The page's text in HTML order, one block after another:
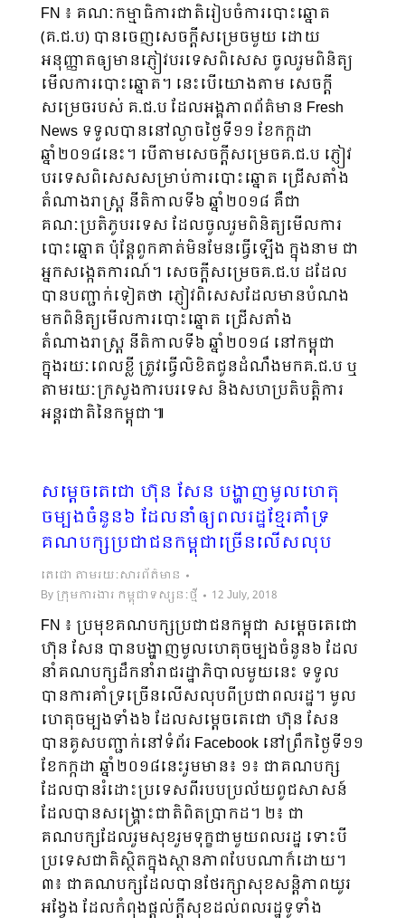
FN ៖ គណៈកម្មាធិការជាតិរៀបចំការបោះឆ្នោត
(គ.ជ.ប) បានចេញសេចក្តីសម្រេចមួយ ដោយ
អនុញ្ញាតឲ្យមានភ្ញៀវបរទេសពិសេស ចូលរួមពិនិត្យ
មើលការបោះឆ្នោត។ នេះបើយោងតាម សេចក្តី
សម្រេចរបស់ គ.ជ.ប​ ដែលអង្គភាពព័ត៌មាន Fresh
News ទទួលបាននៅល្ងាចថ្ងៃទី១១ ខែកក្កដា
ឆ្នាំ២០១៨នេះ។ បើតាមសេចក្តីសម្រេចគ.ជ.ប ភ្ញៀវ
បរទេសពិសេសសម្រាប់ការបោះឆ្នោត ជ្រើសតាំង
តំណាងរាស្ត្រ នីតិកាលទី៦ ឆ្នាំ២០១៨​​ គឺជា
គណៈប្រតិភូបរទេស ដែលចូលរួមពិនិត្យមើលការ
បោះឆ្នោត ប៉ុន្តែពួកគាត់មិនមែនធ្វើឡើង ក្នុងនាម ជា
អ្នកសង្កេតការណ៍។ សេចក្តីសម្រេចគ.ជ.ប ដដែល
បានបញ្ជាក់ទៀតថា ភ្ញៀវពិសេសដែលមានបំណង
មកពិនិត្យមើលការបោះឆ្នោត ជ្រើសតាំង
តំណាងរាស្ត្រ នីតិកាលទី៦ ឆ្នាំ២០១៨ នៅកម្ពុជា
ក្នុងរយៈពេលខ្លី ត្រូវធ្វើលិខិតជូនដំណឹងមកគ.ជ.ប ឬ
តាមរយៈក្រសួងការបរទេស និងសហប្រតិបត្តិការ
អន្តរជាតិនៃកម្ពុជា៕
សម្តេចតេជោ ហ៊ុន សែន បង្ហាញមូលហេតុ
ចម្បងចំនួន៦ ដែលនាំឲ្យពលរដ្ឋខ្មែរគាំទ្រ
គណបក្សប្រជាជនកម្ពុជាច្រើនលើសលុប
តេជោ តាមរយៈសារព័ត៌មាន
By ក្រុមការងារ កម្ពុជាទស្សនៈថ្មី 12 July, 2018
FN ៖ ប្រមុខគណបក្សប្រជាជនកម្ពុជា សម្តេចតេជោ
ហ៊ុន សែន បានបង្ហាញមូលហេតុចម្បងចំនួន៦ ដែល
នាំគណបក្សដឹកនាំរាជរដ្ឋាភិបាលមួយនេះ ទទួល
បានការគាំទ្រច្រើនលើសលុបពីប្រជាពលរដ្ឋ។ មូល
ហេតុចម្បងទាំង៦ ដែលសម្តេចតេជោ ហ៊ុន សែន
បានគូសបញ្ជាក់នៅទំព័រ Facebook នៅព្រឹកថ្ងៃទី១១
ខែកក្កដា ឆ្នាំ២០១៨នេះរួមមាន៖ ១៖ ជាគណបក្ស
ដែលបានរំដោះប្រទេសពីរបបប្រល័យពូជសាសន៍
ដែលបានសង្រ្គោះជាតិពិតប្រាកដ។ ២៖ ជា
គណបក្សដែលរួមសុខរួមទុក្ខជាមួយពលរដ្ឋ ទោះបី
ប្រទេសជាតិស្ថិតក្នុងស្ថានភាពបែបណាក៏ដោយ។
៣៖ ជាគណបក្សដែលបានថែរក្សាសុខសន្តិភាពយូរ
អង្វែង ដែលកំពុងផ្តល់ក្តីសុខដល់ពលរដ្ឋទូទាំង